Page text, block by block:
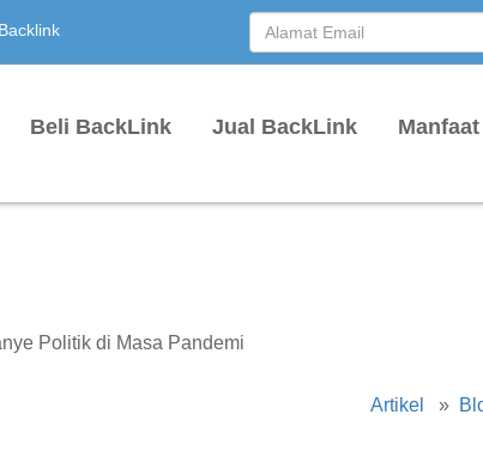
Beli BackLink Jual BackLink
Artikel »